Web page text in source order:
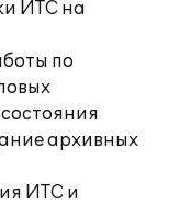
ИТС на
по
архивных
ИТС и